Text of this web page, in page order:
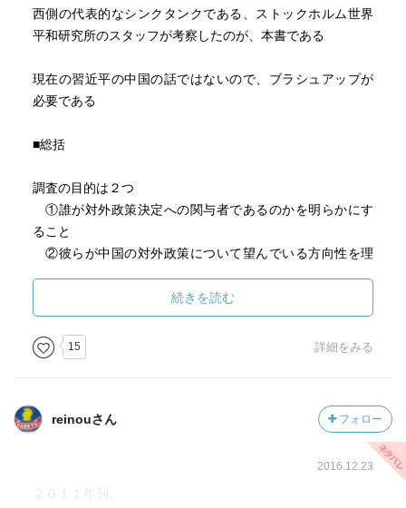
西側の代表的なシンクタンクである、ストックホルム世界
平和研究所のスタッフが考察したのが、本書である
現在の習近平の中国の話ではないので、ブラシュアップが
必要である
■総括
調査の目的は２つ
①誰が対外政策決定への関与者であるのかを明らかにす
ること
②彼らが中国の対外政策について望んでいる方向性を理
中国政府は、いくつかの部門で、共産党と重複している
が、それぞれの権限と影響力は、政府のポストではなく、
党内での序列によって決まる
■組織
どんな組織が、外交や、安全保障政策の決定に関与してい
続きを読む
15 詳細をみる
reinouさん フォロー
2016.12.23
２０１１年刊。